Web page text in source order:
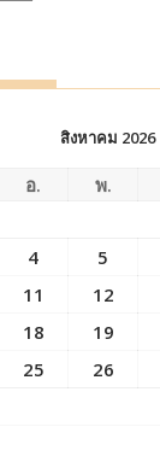
สิงหาคม 2026
อ. พ.
4 5
11 12
18 19
25 26